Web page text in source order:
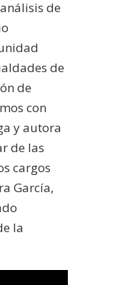
de
de
de
con
y autora
de las
cargos
García,
la